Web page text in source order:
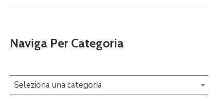
Naviga Per Categoria
Seleziona una categoria